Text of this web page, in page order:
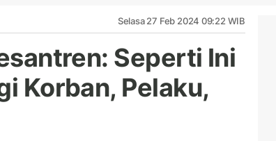
Selasa 27 Feb 2024 09:22 WIB
Seperti Ini
Korban, Pelaku,